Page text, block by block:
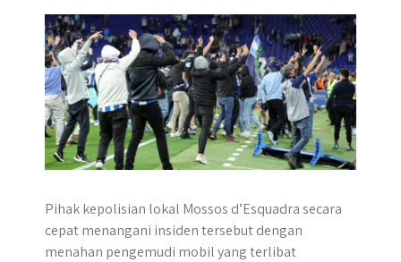
Pihak kepolisian lokal Mossos d’Esquadra secara
cepat menangani insiden tersebut dengan
menahan pengemudi mobil yang terlibat